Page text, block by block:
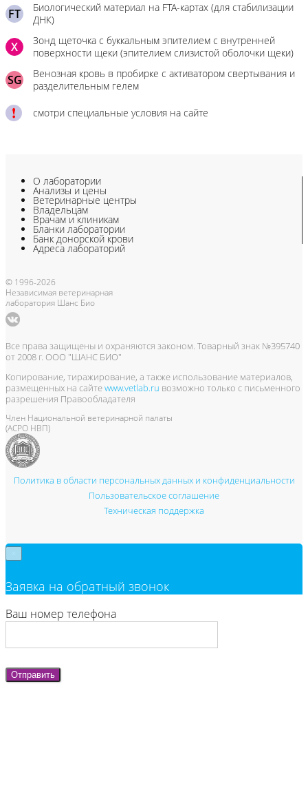
FT
Биологический материал на FTA-картах (для стабилизации
ДНК)
X
Зонд щеточка с буккальным эпителием с внутренней
поверхности щеки (эпителием слизистой оболочки щеки)
SG
Венозная кровь в пробирке с активатором свертывания и
разделительным гелем
смотри специальные условия на сайте
О лаборатории
Анализы и цены
Ветеринарные центры
Владельцам
Врачам и клиникам
Бланки лаборатории
Банк донорской крови
Адреса лабораторий
© 1996-2026
Независимая ветеринарная
лаборатория Шанс Био
Все права защищены и охраняются законом. Товарный знак №395740
от 2008 г. ООО "ШАНС БИО"
Копирование, тиражирование, а также использование материалов,
размещенных на сайтеwww.vetlab.ru возможно только с письменного
разрешения Правообладателя
Член Национальной ветеринарной палаты
(АСРО НВП)
Политика в области персональных данных и конфиденциальности
Пользовательское соглашение
Техническая поддержка
Заявка на обратный звонок
Ваш номер телефона
Отправить